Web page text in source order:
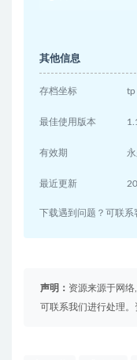
其他信息
存档坐标 tp
最佳使用版本
有效期
最近更新
下载遇到问题？可联系
声明： 资源来源于网络
可联系我们进行处理。